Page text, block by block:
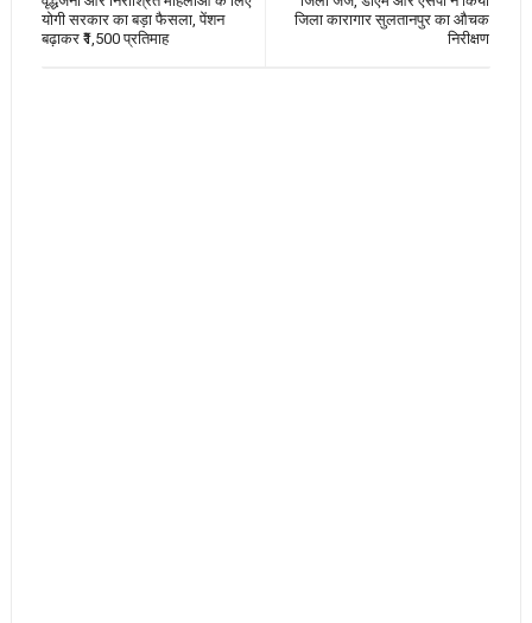
जिला कारागार सुलतानपुर का औचक
निरीक्षण
योगी सरकार का बड़ा फैसला, पेंशन
बढ़ाकर ₹1,500 प्रतिमाह